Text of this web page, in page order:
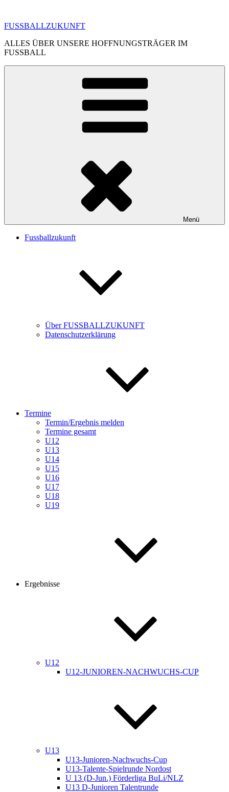
springen
FUSSBALLZUKUNFT
ALLES ÜBER UNSERE HOFFNUNGSTRÄGER IM
FUSSBALL
Menü
Fussballzukunft
Über FUSSBALLZUKUNFT
Datenschutzerklärung
Termine
Termin/Ergebnis melden
Termine gesamt
U12
U13
U14
U15
U16
U17
U18
U19
Ergebnisse
U12
U12-JUNIOREN-NACHWUCHS-CUP
U13
U13-Junioren-Nachwuchs-Cup
U13-Talente-Spielrunde Nordost
U 13 (D-Jun.) Förderliga BuLi/NLZ
U13 D-Junioren Talentrunde